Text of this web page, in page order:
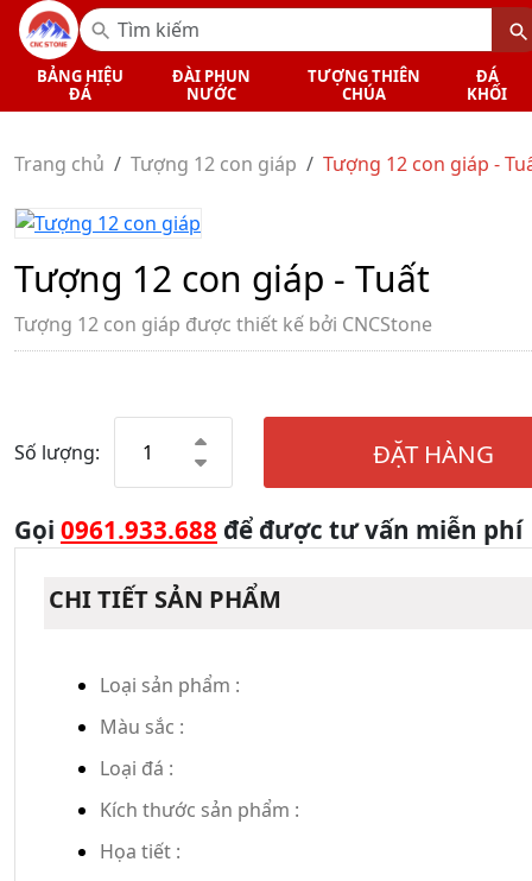
BẢNG HIỆU
ĐÁ
ĐÀI PHUN
NƯỚC
TƯỢNG THIÊN
CHÚA
ĐÁ
KHỐI
Trang chủ Tượng 12 con giáp Tượng 12 con giáp -
Tượng 12 con giáp - Tuất
Tượng 12 con giáp được thiết kế bởi CNCStone
Số lượng: ĐẶT HÀNG
Gọi 0961.933.688 để được tư vấn miễn phí
CHI TIẾT SẢN PHẨM
Loại sản phẩm :
Màu sắc :
Loại đá :
Kích thước sản phẩm :
Họa tiết :